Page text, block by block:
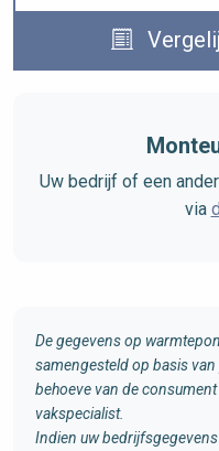
Uw bedrijf of een
via
De gegevens op
samengesteld op basis
behoeve van de
vakspecialist.
Indien uw